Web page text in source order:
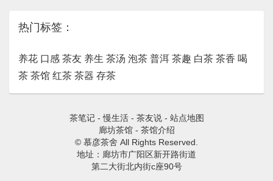
热门标签：
养花 口感 茶友 养生 茶汤 泡茶 普洱 茶趣 白茶 茶香 喝
茶 茶馆 红茶 茶器 存茶
茶笔记-慢生活- 茶友说- 站点地图
廊坊茶馆- 茶馆介绍
© 慕彦茶舍 All Rights Reserved.
地址：廊坊市广阳区新开路街道
第二大街北内街c座90号